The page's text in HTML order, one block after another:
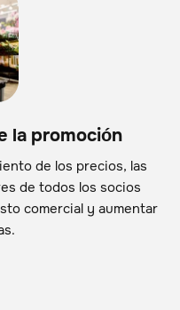
la promoción
de los precios, las
de todos los socios
comercial y aumentar